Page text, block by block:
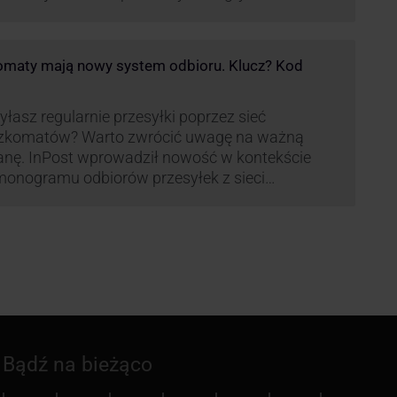
mają nowy system odbioru. Klucz? Kod
regularnie przesyłki poprzez sieć
Warto zwrócić uwagę na ważną
InPost wprowadził nowość w kontekście
odbiorów przesyłek z sieci
Bądź na bieżąco